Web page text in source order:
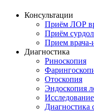
Консультации
Приём ЛОР
Приём
Прием врача-
Диагностика
Риноскопия
Отоскопия
Эндоскопия
Диагностика